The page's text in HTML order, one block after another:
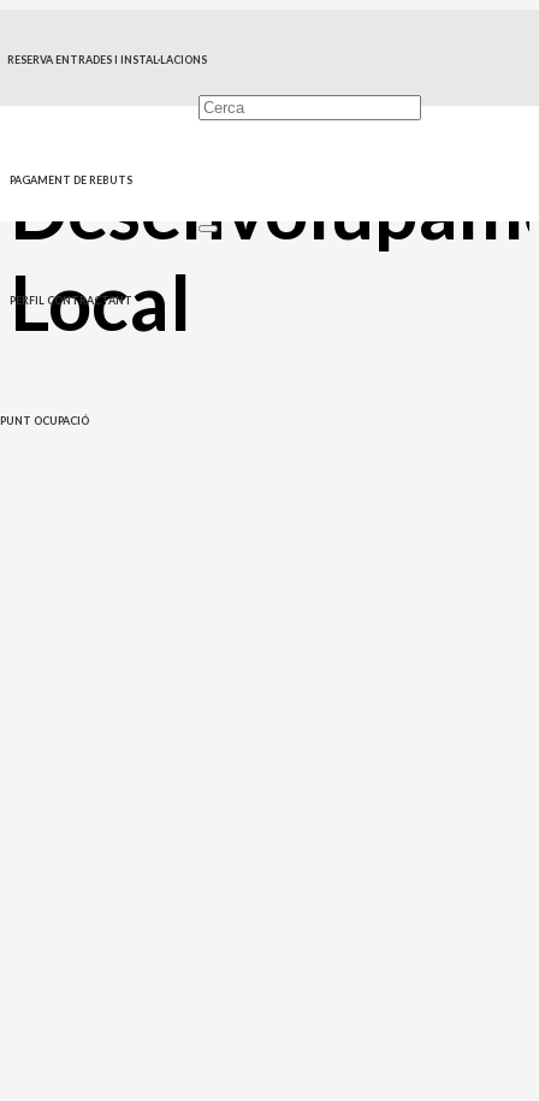
RESERVA ENTRADES I INSTAL·LACIONS
PAGAMENT DE REBUTS
PERFIL CONTRACTANT
PUNT OCUPACIÓ
Agencia de
Local